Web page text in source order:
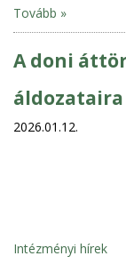
Tovább »
A doni
áldozataira
2026.01.12.
Intézményi hírek